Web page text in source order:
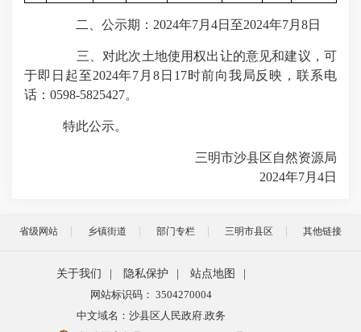
二、公示期：2024年7月4日至2024年7月8日
三、对此次土地使用权出让的意见和建议，可
于即日起至2024年7月8日17时前向我局反映，联系电
话：0598-5825427。
特此公示。
三明市沙县区自然资源局
2024年7月4日
省级网站 乡镇街道 部门专栏 三明市县区 其他链接
关于我们 隐私保护 站点地图
网站标识码： 3504270004
中文域名：沙县区人民政府.政务